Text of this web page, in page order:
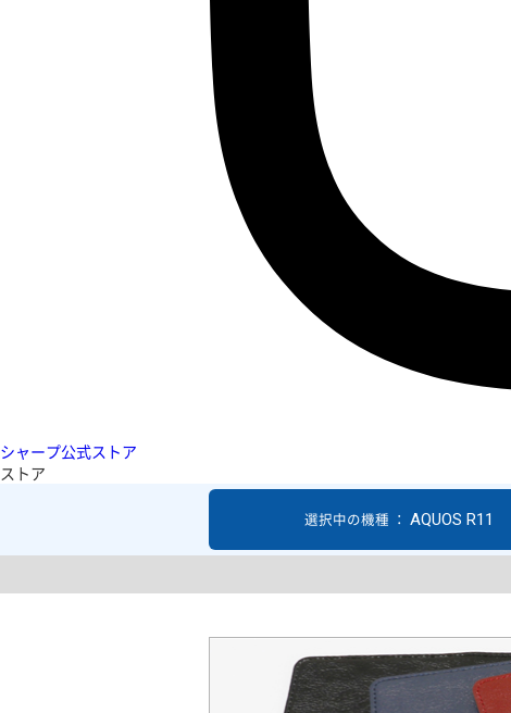
シャープ公式ストア
ストア
選択中の機種 ： AQUOS R11